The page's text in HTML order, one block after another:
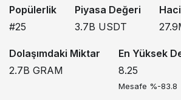
Popülerlik
#25
Piyasa Değeri
3.7B USDT
Dolaşımdaki Miktar
2.7B GRAM
En Yüksek
8.25
Mesafe %-83.8